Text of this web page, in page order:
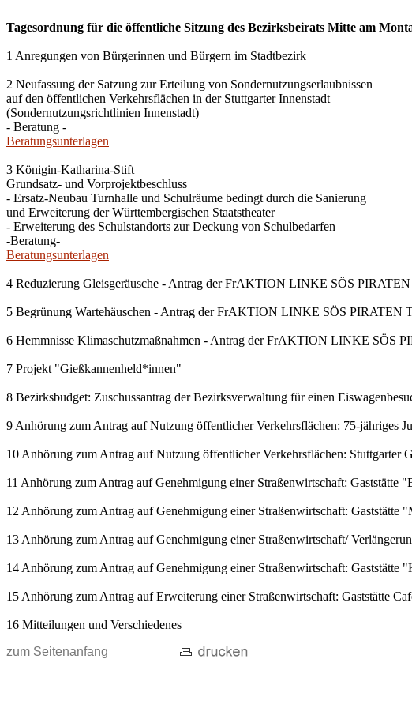
Tagesordnung für die öffentliche Sitzung des Bezirksbeirats Mitte am
1 Anregungen von Bürgerinnen und Bürgern im Stadtbezirk
2 Neufassung der Satzung zur Erteilung von Sondernutzungserlaubnissen
auf den öffentlichen Verkehrsflächen in der Stuttgarter Innenstadt
(Sondernutzungsrichtlinien Innenstadt)
- Beratung -
Beratungsunterlagen
3 Königin-Katharina-Stift
Grundsatz- und Vorprojektbeschluss
- Ersatz-Neubau Turnhalle und Schulräume bedingt durch die Sanierung
und Erweiterung der Württembergischen Staatstheater
- Erweiterung des Schulstandorts zur Deckung von Schulbedarfen
-Beratung-
Beratungsunterlagen
4 Reduzierung Gleisgeräusche - Antrag der FrAKTION LINKE SÖS PIRATEN
5 Begrünung Wartehäuschen - Antrag der FrAKTION LINKE SÖS PIRATEN
6 Hemmnisse Klimaschutzmaßnahmen - Antrag der FrAKTION LINKE SÖS
7 Projekt "Gießkannenheld*innen"
8 Bezirksbudget: Zuschussantrag der Bezirksverwaltung für einen
9 Anhörung zum Antrag auf Nutzung öffentlicher Verkehrsflächen: 75-jähriges
10 Anhörung zum Antrag auf Nutzung öffentlicher Verkehrsflächen: Stuttgarter
11 Anhörung zum Antrag auf Genehmigung einer Straßenwirtschaft:
12 Anhörung zum Antrag auf Genehmigung einer Straßenwirtschaft:
13 Anhörung zum Antrag auf Genehmigung einer Straßenwirtschaft/
14 Anhörung zum Antrag auf Genehmigung einer Straßenwirtschaft:
15 Anhörung zum Antrag auf Erweiterung einer Straßenwirtschaft: Gaststätte
16 Mitteilungen und Verschiedenes
zum Seitenanfang